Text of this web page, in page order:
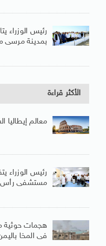
رئيس الوزراء
بمدينة مرسى
الأكثر قراءة
معالم إيطاليا
رئيس الوزراء
مستشفى رأس
هجمات حوثية
فى المخا